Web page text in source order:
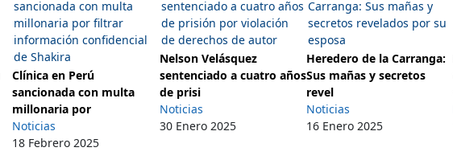
Clínica en Perú
sancionada con multa
millonaria por
Noticias
18 Febrero 2025
Nelson Velásquez
sentenciado a cuatro años
de prisi
Noticias
30 Enero 2025
Heredero de la Carranga:
Sus mañas y secretos
revel
Noticias
16 Enero 2025